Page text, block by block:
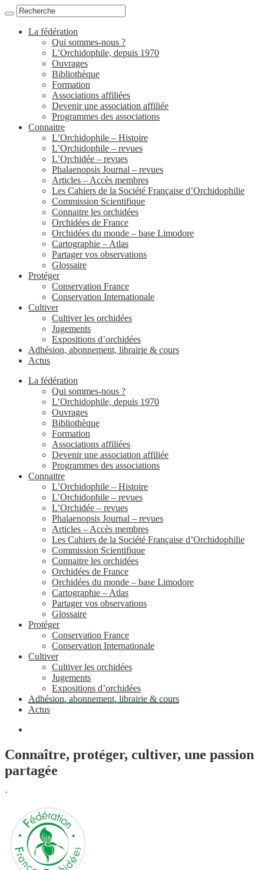
La fédération
Qui sommes-nous ?
L’Orchidophile, depuis 1970
Ouvrages
Bibliothèque
Formation
Associations affiliées
Devenir une association affiliée
Programmes des associations
Connaitre
L’Orchidophile – Histoire
L’Orchidophile – revues
L’Orchidée – revues
Phalaenopsis Journal – revues
Articles – Accès membres
Les Cahiers de la Société Française d’Orchidophilie
Commission Scientifique
Connaitre les orchidées
Orchidées de France
Orchidées du monde – base Limodore
Cartographie – Atlas
Partager vos observations
Glossaire
Protéger
Conservation France
Conservation Internationale
Cultiver
Cultiver les orchidées
Jugements
Expositions d’orchidées
Adhésion, abonnement, librairie & cours
Actus
La fédération
Qui sommes-nous ?
L’Orchidophile, depuis 1970
Ouvrages
Bibliothèque
Formation
Associations affiliées
Devenir une association affiliée
Programmes des associations
Connaitre
L’Orchidophile – Histoire
L’Orchidophile – revues
L’Orchidée – revues
Phalaenopsis Journal – revues
Articles – Accès membres
Les Cahiers de la Société Française d’Orchidophilie
Commission Scientifique
Connaitre les orchidées
Orchidées de France
Orchidées du monde – base Limodore
Cartographie – Atlas
Partager vos observations
Glossaire
Protéger
Conservation France
Conservation Internationale
Cultiver
Cultiver les orchidées
Jugements
Expositions d’orchidées
Adhésion, abonnement, librairie & cours
Actus
Connaître, protéger, cultiver, une passion
partagée
`